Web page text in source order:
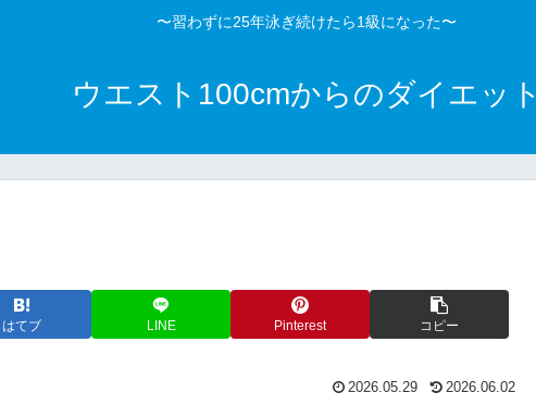
〜習わずに25年泳ぎ続けたら1級になった〜
ウエスト100cmからのダイエット
はてブ LINE Pinterest コピー
2026.05.29 2026.06.02